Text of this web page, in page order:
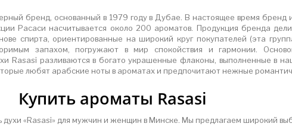
бренд, основанный в 1979 году в Дубае. В настоящее время бренд
Расаси насчитывается около 200 ароматов. Продукция бренда
спирта, ориентированные на широкий круг покупателей (эта
запахом, погружают в мир спокойствия и гармонии.
Rasasi разливаются в богато украшенные флаконы, выполненные в
любят арабские ноты в ароматах и предпочитают нежные
Купить ароматы Rasasi
«Rasasi» для мужчин и женщин в Минске. Мы предлагаем широкий